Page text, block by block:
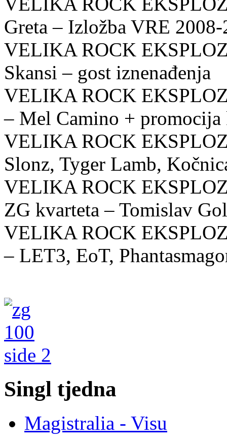
Greta – Izložba VRE
VELIKA ROCK
Skansi – gost iznenađenja
VELIKA ROCK
– Mel Camino +
VELIKA ROCK
Slonz, Tyger Lamb,
VELIKA ROCK
ZG kvarteta – Tomislav
VELIKA ROCK
– LET3, EoT,
Singl tjedna
Magistralia - Visu